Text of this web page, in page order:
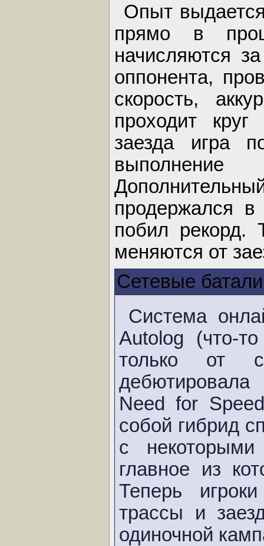
Опыт
прямо в
начисляются
оппонента,
скорость,
проходит
заезда игра
выполнение
продержался
побил рекорд.
меняются от
Сетевые
Система
Autolog (что-
только от
Need for
собой гибрид
с некоторыми
главное из
Теперь
трассы и
одиночной